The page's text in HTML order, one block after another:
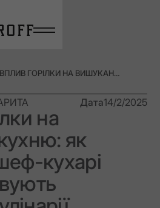
Go to main page
ВПЛИВ ГОРІЛКИ НА ВИШУКАНУ КУХНЮ: ЯК НАЙКРАЩІ ШЕФ-КУХАРІ ВИКОРИСТОВУЮТЬ ГОРІЛКУ В КУЛІНАРІЇ
Дата14/2/2025
на
як
кухарі